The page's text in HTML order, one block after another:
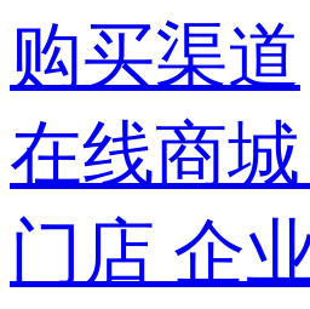
购买渠道
在线商城
门店 企